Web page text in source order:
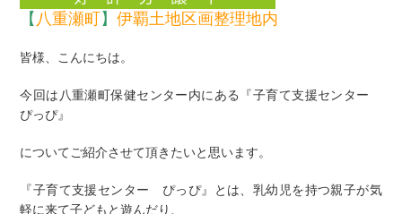
【 八重瀬町 】伊覇土地区画整理地内
皆様、こんにちは。
今回は八重瀬町保健センター内にある『子育て支援センター
ぴっぴ』
についてご紹介させて頂きたいと思います。
『子育て支援センター ぴっぴ』とは、乳幼児を持つ親子が気
軽に来て子どもと遊んだり、